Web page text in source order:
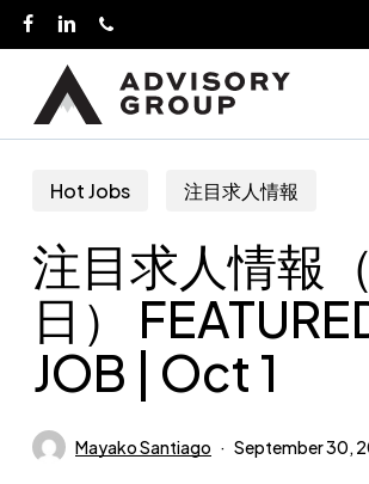
Skip
to
content
facebooklinkedin
Hot Jobs 注目求人情報
注目求人情報
日）
JOB | Oct 1
Mayako Santiago September 30,